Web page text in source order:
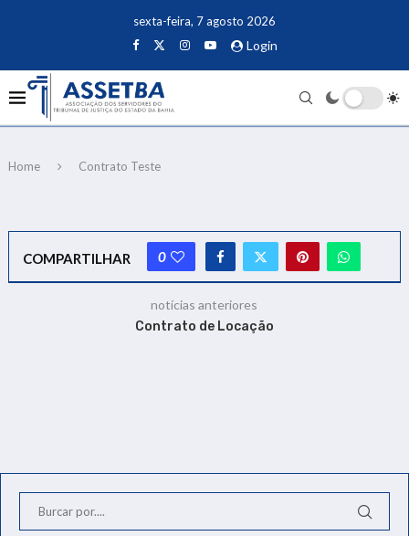
sexta-feira, 7 agosto 2026
Login
Home Contrato Teste
COMPARTILHAR 0
notícias anteriores
Contrato de Locação